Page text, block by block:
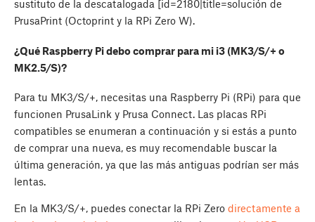
sustituto de la descatalogada [id=2180|title=solución de
PrusaPrint (Octoprint y la RPi Zero W).
¿Qué Raspberry Pi debo comprar para mi i3 (MK3/S/+ o
MK2.5/S)?
Para tu MK3/S/+, necesitas una Raspberry Pi (RPi) para que
funcionen PrusaLink y Prusa Connect. Las placas RPi
compatibles se enumeran a continuación y si estás a punto
de comprar una nueva, es muy recomendable buscar la
última generación, ya que las más antiguas podrían ser más
lentas.
En la MK3/S/+, puedes conectar la RPi Zero directamente a